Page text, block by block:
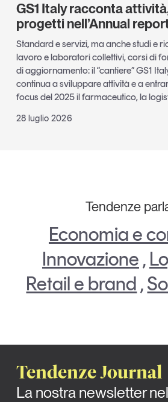
GS1 Italy racconta
progetti nell’Annual
Standard e servizi, ma anche studi e
lavoro e laboratori collettivi, corsi di
di aggiornamento: il “cantiere” GS1
continua a sviluppare attività e a
focus del 2025 il farmaceutico, la
28 luglio 2026
Tendenze
Economia e
Innovazione ,
Retail e brand ,
Tendenze Journal
La nostra newsletter